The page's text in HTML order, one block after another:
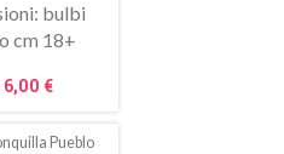
bulbi
cm 18+
6,00 €
Pueblo